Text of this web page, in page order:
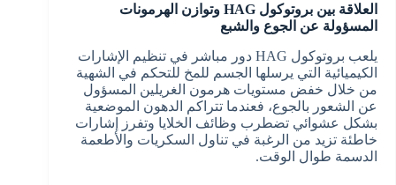
العلاقة بين بروتوكول HAG وتوازن الهرمونات
المسؤولة عن الجوع والشبع
يلعب بروتوكول HAG دور مباشر في تنظيم الإشارات
الكيميائية التي يرسلها الجسم للمخ للتحكم في الشهية
من خلال خفض مستويات هرمون الغريلين المسؤول
عن الشعور بالجوع، فعندما تتراكم الدهون الموضعية
بشكل عشوائي تضطرب وظائف الخلايا وتفرز إشارات
خاطئة تزيد من الرغبة في تناول السكريات والأطعمة
الدسمة طوال الوقت.